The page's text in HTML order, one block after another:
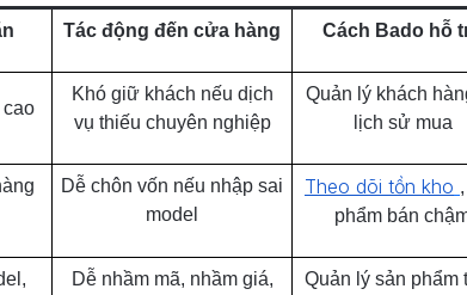
Tác động đến cửa hàng Cách Bado hỗ
cao
Khó giữ khách nếu dịch
vụ thiếu chuyên nghiệp
Quản lý khách
lịch sử mua
Dễ chôn vốn nếu nhập sai
model
Theo dõi tồn kho
phẩm bán
Dễ nhầm mã, nhầm giá,
Quản lý sản phẩm